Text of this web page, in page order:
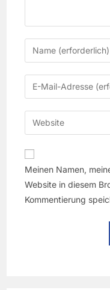
Meinen Namen,
Website in diesem
Kommentierung